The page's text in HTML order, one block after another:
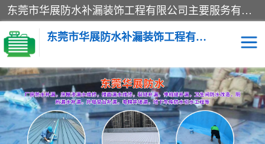
东莞市华展防水补漏装饰工程有限公司主要服务有：东莞防水补漏，东莞厂房防水补漏，东莞房屋渗漏水维修，楼面漏水维修，裂缝补漏，伸缩缝补漏，卫生间防水改造，厕所漏水补漏，外墙窗台补漏，电梯井堵漏，地下车库防水引水工程等
东莞市华展防水补漏装饰工程有限公司
楼面防水补漏 外墙防水补漏
阳台卫生间防水补漏 地下室防水补漏